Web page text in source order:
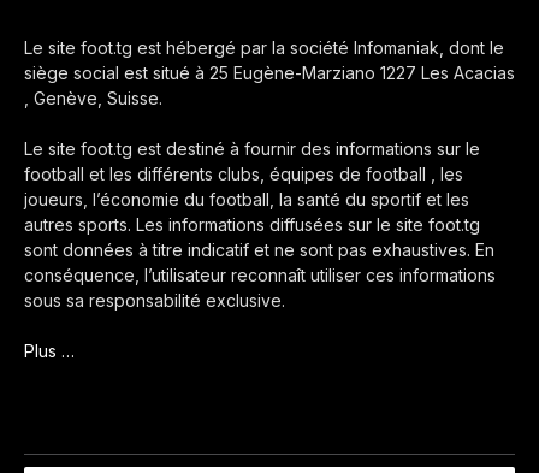
Le site foot.tg est hébergé par la société Infomaniak, dont le
siège social est situé à 25 Eugène-Marziano 1227 Les Acacias
, Genève, Suisse.
Le site foot.tg est destiné à fournir des informations sur le
football et les différents clubs, équipes de football , les
joueurs, l’économie du football, la santé du sportif et les
autres sports. Les informations diffusées sur le site foot.tg
sont données à titre indicatif et ne sont pas exhaustives. En
conséquence, l’utilisateur reconnaît utiliser ces informations
sous sa responsabilité exclusive.
Plus …